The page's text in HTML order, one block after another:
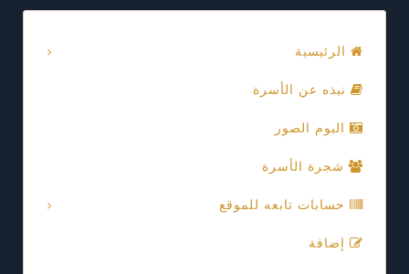
الرئيسية
نبذه عن الأسرة
البوم الصور
شجرة الأسرة
حسابات تابعه للموقع
إضافة